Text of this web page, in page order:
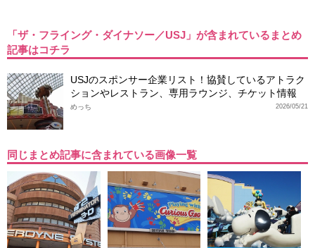
「ザ・フライング・ダイナソー／USJ」が含まれているまとめ
記事はコチラ
USJのスポンサー企業リスト！協賛しているアトラク
ションやレストラン、専用ラウンジ、チケット情報
2026/05/21
めっち
同じまとめ記事に含まれている画像一覧